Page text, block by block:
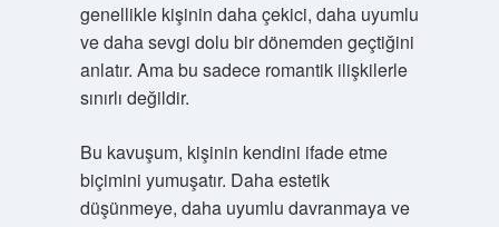
genellikle kişinin daha çekici, daha uyumlu
ve daha sevgi dolu bir dönemden geçtiğini
anlatır. Ama bu sadece romantik ilişkilerle
sınırlı değildir.
Bu kavuşum, kişinin kendini ifade etme
biçimini yumuşatır. Daha estetik
düşünmeye, daha uyumlu davranmaya ve